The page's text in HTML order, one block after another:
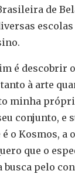
de
escolas
é descobrir
à arte
minha
conjunto, e
o Kosmos, a
que o
busca pelo